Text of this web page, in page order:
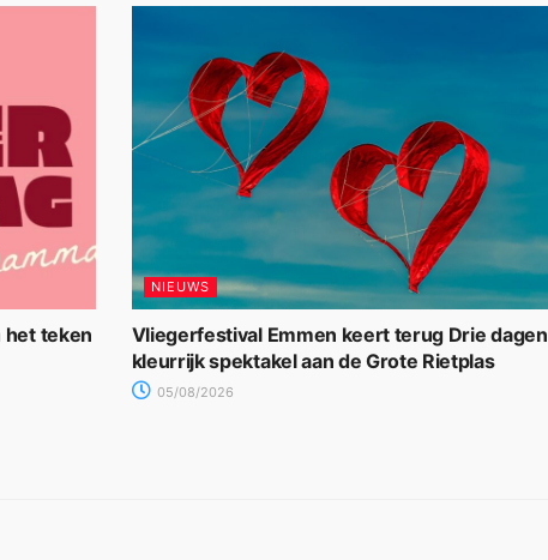
het teken
NIEUWS
Vliegerfestival Emmen keert terug Drie dagen
kleurrijk spektakel aan de Grote Rietplas
05/08/2026